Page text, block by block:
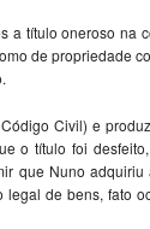
a título oneroso na
de propriedade
Civil) e
o título foi
que Nuno adquiriu
de bens, fato